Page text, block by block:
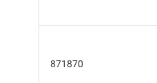
871870